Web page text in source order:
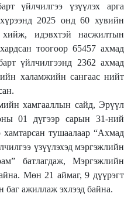
үйлчилгээ үзүүлэх арга
2025 онд 60 хувийн
идэвхтэй насжилтын
тоогоор 65457 ахмад
үйлчилгээнд 2362 ахмад
халамжийн сангаас нийт
хамгааллын сайд, Эрүүл
01 дүгээр сарын 31-ний
тушаалаар “Ахмад
үзүүлэхэд мэргэжлийн
батлагдаж, Мэргэжлийн
Мөн 21 аймаг, 9 дүүрэгт
ажиллаж эхлээд байна.